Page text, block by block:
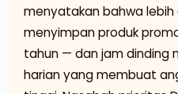
menyatakan bahwa lebih
menyimpan produk
tahun — dan jam dinding
harian yang membuat